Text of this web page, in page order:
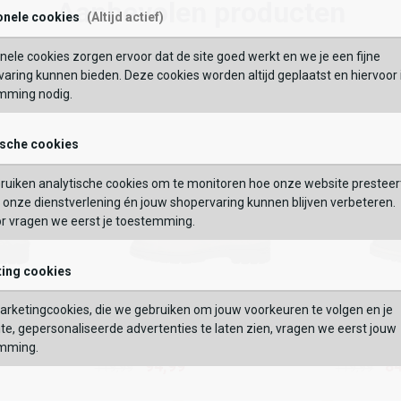
AAN WINKELTAS
op postcode of gebruik jouw locatie om de voorraad in een van onze
te bekijken.
Aanbevolen producten
Sub55
119,99
94,99
Wishlist
Sub55
Enkellaarzen
94,99
Wishlist
Sub55
Enkellaarzen
119,99
Sub55
119,99
BEKIJK
Vaak samen gekocht met
cookies (Altijd actief)
cookies zorgen ervoor dat de site goed werkt en we je een fijne
kunnen bieden. Deze cookies worden altijd geplaatst en hiervoor
nodig.
cookies
analytische cookies om te monitoren hoe onze website
dienstverlening én jouw shopervaring kunnen blijven verbeteren.
vragen we eerst je toestemming.
cookies
die we gebruiken om jouw voorkeuren te volgen en je
gepersonaliseerde advertenties te laten zien, vragen we eerst jouw